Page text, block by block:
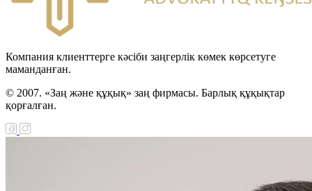
Компания клиенттерге кәсіби заңгерлік көмек көрсетуге
маманданған.
© 2007. «Заң және құқық» заң фирмасы. Барлық құқықтар
қорғалған.